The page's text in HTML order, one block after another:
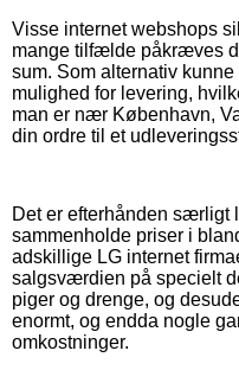
Visse internet webshops
mange tilfælde påkræves
sum. Som alternativ
mulighed for levering,
man er nær København,
din ordre til et
Det er efterhånden særligt
sammenholde priser i
adskillige LG internet
salgsværdien på specielt
piger og drenge, og
enormt, og endda nogle
omkostninger.